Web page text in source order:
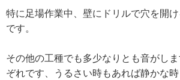
特に足場作業中、壁にドリルで穴を開
です。
その他の工種でも多少なりとも音がし
ぞれです、うるさい時もあれば静かな時